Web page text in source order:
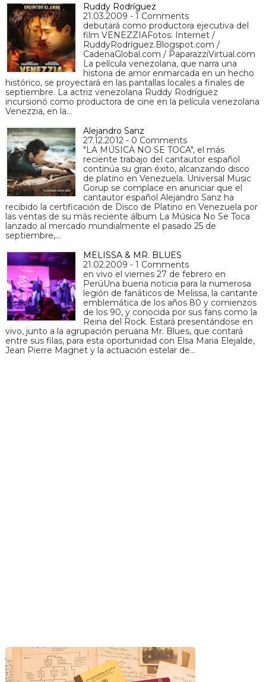
Ruddy Rodríguez
21.03.2009 - 1 Comments
debutará como productora ejecutiva del
film VENEZZIAFotos: Internet /
RuddyRodríguez.Blogspot.com /
CadenaGlobal.com / PaparazziVirtual.com
La película venezolana, que narra una
historia de amor enmarcada en un hecho
histórico, se proyectará en las pantallas locales a finales de
septiembre. La actriz venezolana Ruddy Rodríguez
incursionó como productora de cine en la película venezolana
Venezzia, en la…
Alejandro Sanz
27.12.2012 - 0 Comments
"LA MÚSICA NO SE TOCA", el más
reciente trabajo del cantautor español
continúa su gran éxito, alcanzando disco
de platino en Venezuela. Universal Music
Gorup se complace en anunciar que el
cantautor español Alejandro Sanz ha
recibido la certificación de Disco de Platino en Venezuela por
las ventas de su más reciente álbum La Música No Se Toca
lanzado al mercado mundialmente el pasado 25 de
septiembre,…
MELISSA & MR. BLUES
21.02.2009 - 1 Comments
en vivo el viernes 27 de febrero en
PerúUna buena noticia para la numerosa
legión de fanáticos de Melissa, la cantante
emblemática de los años 80 y comienzos
de los 90, y conocida por sus fans como la
Reina del Rock. Estará presentándose en
vivo, junto a la agrupación peruana Mr. Blues, que contará
entre sus filas, para esta oportunidad con Elsa Maria Elejalde,
Jean Pierre Magnet y la actuación estelar de…